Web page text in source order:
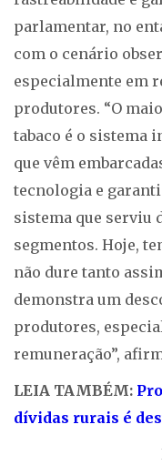
parlamentar, no
com o cenário
especialmente em
produtores. “O
tabaco é o sistema
que vêm
tecnologia e
sistema que serviu
segmentos. Hoje,
não dure tanto
demonstra um
produtores,
remuneração”,
LEIA TAMBÉM:
dívidas rurais é